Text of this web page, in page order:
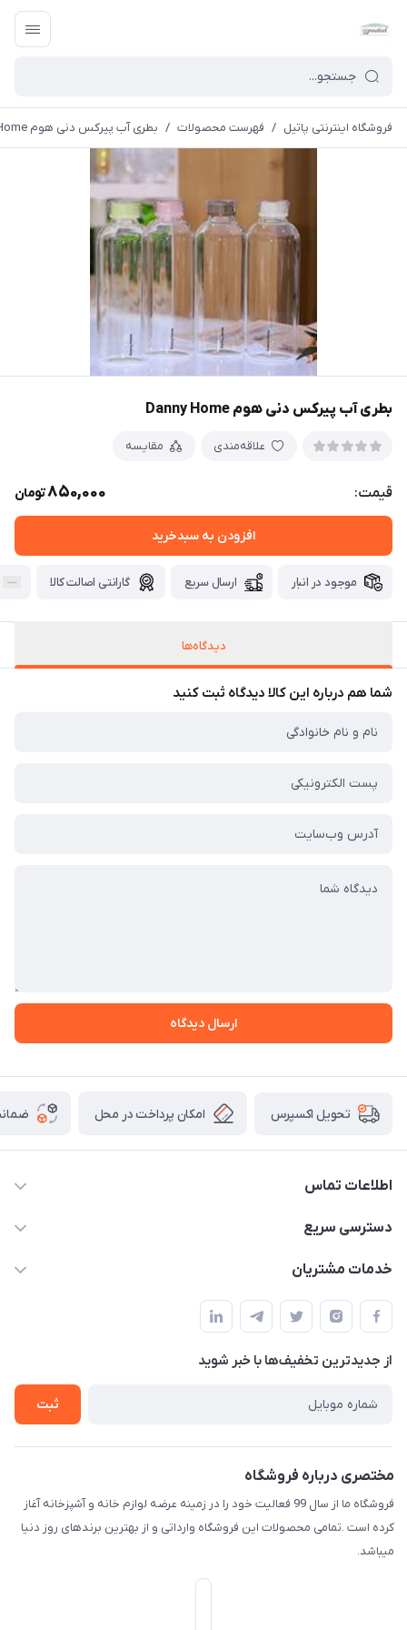
فروشگاه اینترنتی پاتیل / فهرست محصولات / بطری آب پیرکس دنی هوم Danny Home
بطری آب پیرکس دنی هوم Danny Home
علاقه‌مندی مقایسه
قیمت: 850,000تومان
افزودن به سبدخرید
موجود در انبار ارسال سریع گارانتی اصالت کالا
دیدگاه‌ها
شما هم درباره این کالا دیدگاه ثبت کنید
ارسال دیدگاه
تحویل اکسپرس امکان پرداخت در محل
اطلاعات تماس
09165044753
دسترسی سریع
حساب کاربری
لیست محصولات
درباره ما
خدمات مشتریان
قوانین و مقررات
حریم خصوصی
راهنما
از جدید‌ترین تخفیف‌ها با‌ خبر شوید
ثبت
مختصری درباره فروشگاه
فروشگاه ما از سال 99 فعالیت خود را در زمینه عرضه لوازم خانه و آشپزخانه آغاز
کرده است .تمامی محصولات این فروشگاه وارداتی و از بهترین برندهای روز دنیا
میباشد.